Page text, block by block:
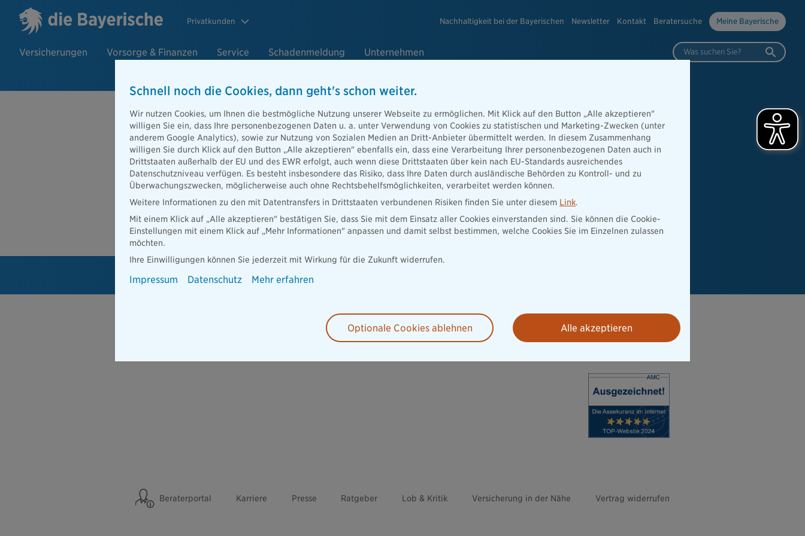
Privatkunden Nachhaltigkeit bei der Bayerischen Newsletter Kontakt Beratersuche Meine Bayerische
Versicherungen Vorsorge & Finanzen Service Schadenmeldung Unternehmen Was suchen Sie?
Beratersuche
PLZ oder Ort Berater
Beratersuche
PLZ oder Ort
Berater finden
Beraterportal Karriere Presse Ratgeber Lob & Kritik Versicherung in der Nähe Vertrag widerrufen
Schnell noch die Cookies, dann geht's schon weiter.
Wir nutzen Cookies, um Ihnen die bestmögliche Nutzung unserer Webseite zu ermöglichen. Mit Klick auf den Button „Alle akzeptieren"
willigen Sie ein, dass Ihre personenbezogenen Daten u. a. unter Verwendung von Cookies zu statistischen und Marketing-Zwecken (unter
anderem Google Analytics), sowie zur Nutzung von Sozialen Medien an Dritt-Anbieter übermittelt werden. In diesem Zusammenhang
willigen Sie durch Klick auf den Button „Alle akzeptieren" ebenfalls ein, dass eine Verarbeitung Ihrer personenbezogenen Daten auch in
Drittstaaten außerhalb der EU und des EWR erfolgt, auch wenn diese Drittstaaten über kein nach EU-Standards ausreichendes
Datenschutzniveau verfügen. Es besteht insbesondere das Risiko, dass Ihre Daten durch ausländische Behörden zu Kontroll- und zu
Überwachungszwecken, möglicherweise auch ohne Rechtsbehelfsmöglichkeiten, verarbeitet werden können.
Weitere Informationen zu den mit Datentransfers in Drittstaaten verbundenen Risiken finden Sie unter diesem Link.
Mit einem Klick auf „Alle akzeptieren" bestätigen Sie, dass Sie mit dem Einsatz aller Cookies einverstanden sind. Sie können die Cookie-
Einstellungen mit einem Klick auf „Mehr Informationen" anpassen und damit selbst bestimmen, welche Cookies Sie im Einzelnen zulassen
möchten.
Ihre Einwilligungen können Sie jederzeit mit Wirkung für die Zukunft widerrufen.
Impressum Datenschutz Mehr erfahren
Optionale Cookies ablehnen Alle akzeptieren